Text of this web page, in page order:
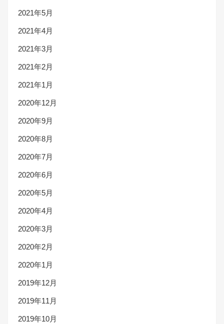
2021年5月
2021年4月
2021年3月
2021年2月
2021年1月
2020年12月
2020年9月
2020年8月
2020年7月
2020年6月
2020年5月
2020年4月
2020年3月
2020年2月
2020年1月
2019年12月
2019年11月
2019年10月